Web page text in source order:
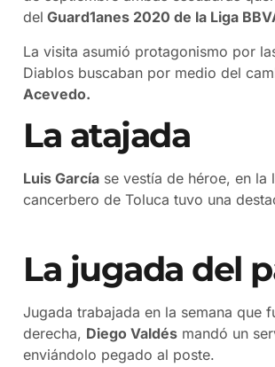
del Guard1anes 2020 de la Liga
La visita asumió protagonismo por
Diablos buscaban por medio del
Acevedo.
La atajada
Luis García se vestía de héroe, en
cancerbero de Toluca tuvo una
La jugada del
Jugada trabajada en la semana que
derecha, Diego Valdés mandó un
enviándolo pegado al poste.